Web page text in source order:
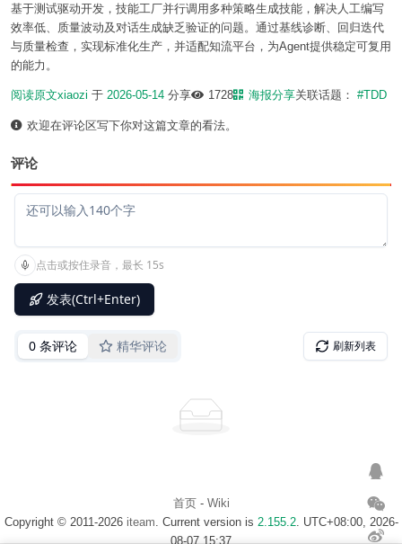
基于测试驱动开发，技能工厂并行调用多种策略生成技能，解决人工编写
效率低、质量波动及对话生成缺乏验证的问题。通过基线诊断、回归迭代
与质量检查，实现标准化生产，并适配知流平台，为Agent提供稳定可复用
的能力。
阅读原文xiaozi 于 2026-05-14 分享 1728 海报分享关联话题： #TDD
欢迎在评论区写下你对这篇文章的看法。
评论
首页- Wiki
Copyright © 2011-2026 iteam. Current version is 2.155.2. UTC+08:00, 2026-
08-07 15:37